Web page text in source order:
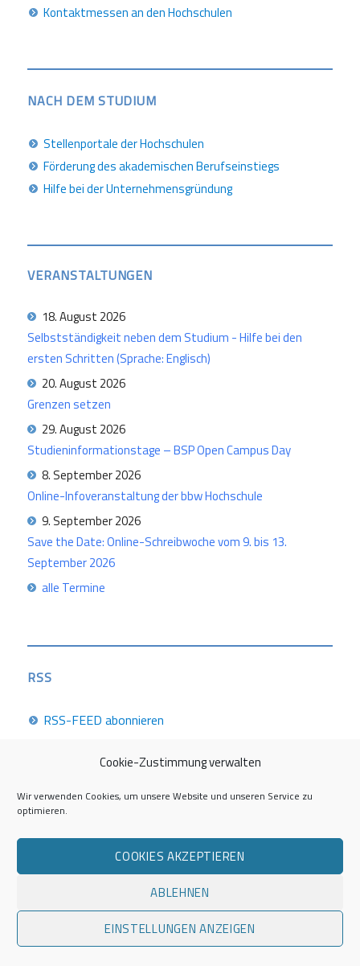
Cookie-Zustimmung verwalten
Wir verwenden Cookies, um unsere Website und unseren Service zu
optimieren.
COOKIES AKZEPTIEREN
ABLEHNEN
EINSTELLUNGEN ANZEIGEN
Kontaktmessen an den Hochschulen
NACH DEM STUDIUM
Stellenportale der Hochschulen
Förderung des akademischen Berufseinstiegs
Hilfe bei der Unternehmensgründung
VERANSTALTUNGEN
18. August 2026
Selbstständigkeit neben dem Studium - Hilfe bei den
ersten Schritten (Sprache: Englisch)
20. August 2026
Grenzen setzen
29. August 2026
Studieninformationstage – BSP Open Campus Day
8. September 2026
Online-Infoveranstaltung der bbw Hochschule
9. September 2026
Save the Date: Online-Schreibwoche vom 9. bis 13.
September 2026
alle Termine
RSS
RSS-FEED abonnieren
Career Week 2026
Die Career Center im Überblick
Kontakt zur AG Career Service
Impressum